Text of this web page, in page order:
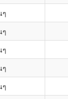
ๆ
ๆ
ๆ
ๆ
ๆ